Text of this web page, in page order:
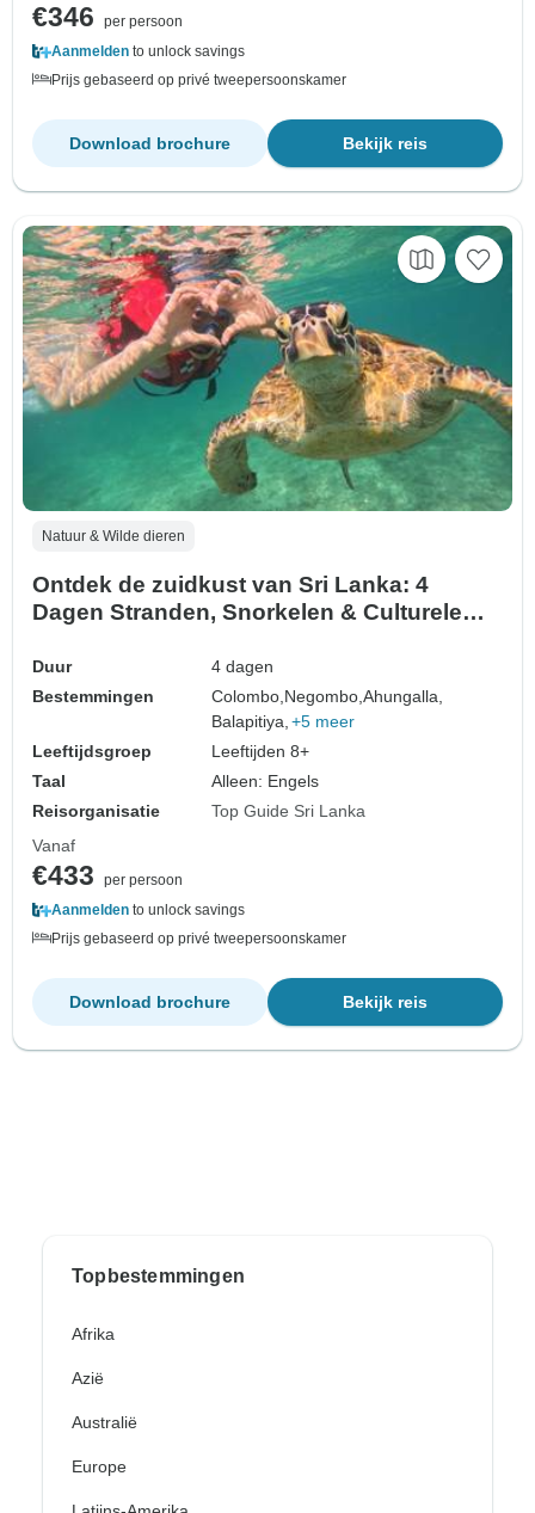
€346
per persoon
Aanmelden to unlock savings
Prijs gebaseerd op privé tweepersoonskamer
Bekijk reis
Download brochure
Natuur & Wilde dieren
Ontdek de zuidkust van Sri Lanka: 4
Dagen Stranden, Snorkelen & Culturele
Duur
4 dagen
Bestemmingen
Colombo,Negombo,Ahungalla,
Balapitiya, +5 meer
Leeftijdsgroep
Leeftijden 8+
Taal
Alleen: Engels
Reisorganisatie
Top Guide Sri Lanka
Vanaf
€433
per persoon
Aanmelden to unlock savings
Prijs gebaseerd op privé tweepersoonskamer
Bekijk reis
Download brochure
Topbestemmingen
Afrika
Azië
Australië
Europe